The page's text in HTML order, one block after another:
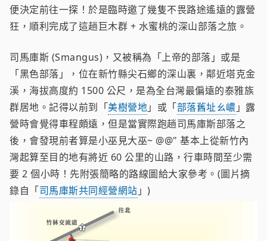
便決定前往一探！於是臨時邀了幾隻不畏路途遙遠的露營
狂，順利完成了這趟巨木群 + 水蜜桃的深山部落之旅。
司馬庫斯 (Smangus)，又被稱為「上帝的部落」或是
「黑色部落」，位在新竹縣尖石鄉的深山裏，鄰近塔克金
溪，海拔高度約 1500 公尺，是為全台灣最偏遠的泰雅族
群居地。記得以前到「美樹營地」或「部落舊址ㄠ嶩 」露
營時會覺得車程頗遠，但是當實際跑趟司馬庫斯部落之
後，會發現前者算是小巫見大巫~ @@" 基本上從新竹內
灣起算至目的地有將近 60 公里的山路，行車時間至少需
要 2 個小時！先附張簡略的路線圖給大家參考。(圖片摘
錄自「司馬庫斯共同經營網站 」)